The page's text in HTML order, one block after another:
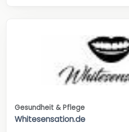
Gesundheit & Pflege
Whitesensation.de